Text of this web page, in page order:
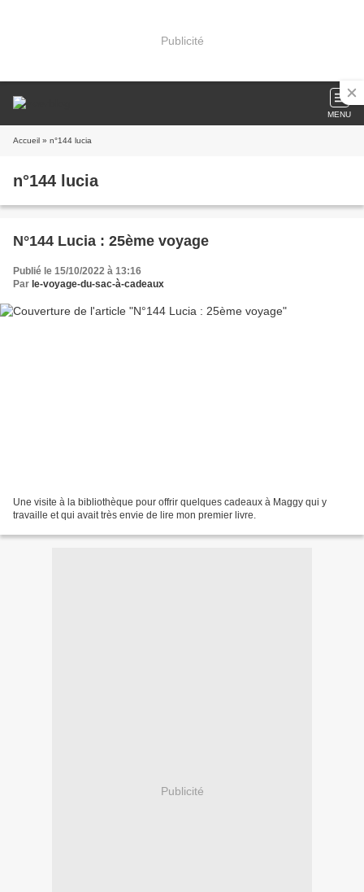
Publicité
MENU
Accueil » n°144 lucia
n°144 lucia
N°144 Lucia : 25ème voyage
Publié le 15/10/2022 à 13:16
Par le-voyage-du-sac-à-cadeaux
Une visite à la bibliothèque pour offrir quelques cadeaux à Maggy qui y
travaille et qui avait très envie de lire mon premier livre.
Publicité